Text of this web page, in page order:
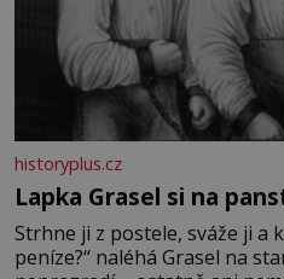
historyplus.cz
Lapka Grasel si na
Strhne ji z postele, sváže ji a
peníze?“ naléhá Grasel na